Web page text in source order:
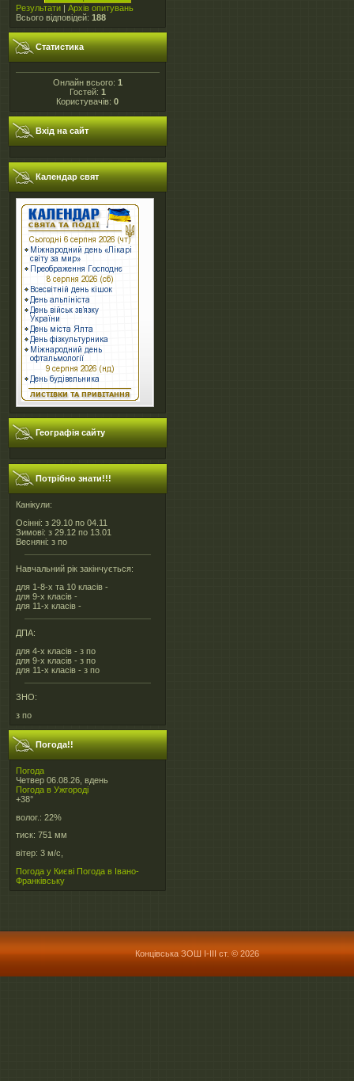
Результати | Архів опитувань
Всього відповідей: 188
Статистика
Онлайн всього: 1
Гостей: 1
Користувачів:0
Вхід на сайт
Календар свят
Географія сайту
Потрібно знати!!!
Канікули:
Осінні: з 29.10 по 04.11
Зимові: з 29.12 по 13.01
Весняні: з по
Навчальний рік закінчується:
для 1-8-х та 10 класів -
для 9-х класів -
для 11-х класів -
ДПА:
для 4-х класів - з по
для 9-х класів - з по
для 11-х класів - з по
ЗНО:
з по
Погода!!
Погода
Четвер 06.08.26, вдень
Погода в Ужгороді
+38°
волог.: 22%
тиск: 751 мм
вітер: 3 м/с,
Погода у Києві Погода в Івано-
Франківську
Концівська ЗОШ І-ІІІ ст. © 2026